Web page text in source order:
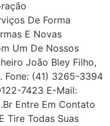
De Forma
E Novas
Um De Nossos
João Bley Filho,
Fone: (41) 3265-3394
7423 E-Mail:
Entre Em Contato
Tire Todas Suas